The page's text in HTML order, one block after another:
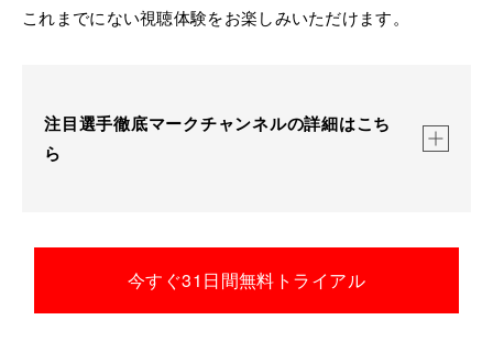
これまでにない視聴体験をお楽しみいただけます。
注目選手徹底マークチャンネルの詳細はこち
ら
石川祐希、髙橋藍、 西田有志、 石川真佑、
今すぐ31日間無料トライアル